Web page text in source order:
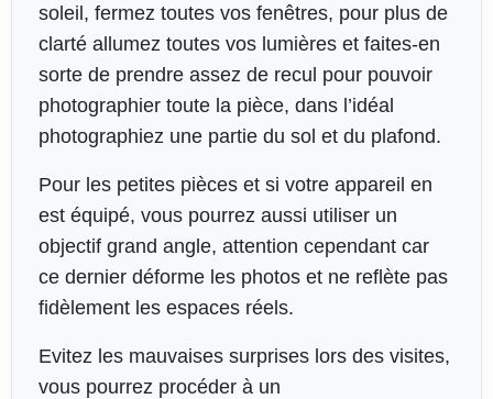
soleil, fermez toutes vos fenêtres, pour plus de
clarté allumez toutes vos lumières et faites-en
sorte de prendre assez de recul pour pouvoir
photographier toute la pièce, dans l’idéal
photographiez une partie du sol et du plafond.
Pour les petites pièces et si votre appareil en
est équipé, vous pourrez aussi utiliser un
objectif grand angle, attention cependant car
ce dernier déforme les photos et ne reflète pas
fidèlement les espaces réels.
Evitez les mauvaises surprises lors des visites,
vous pourrez procéder à un